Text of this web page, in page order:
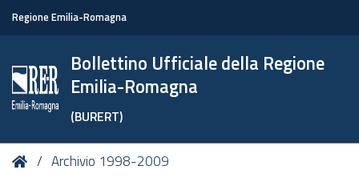
Regione Emilia-Romagna
Bollettino Ufficiale della Regione
Emilia-Romagna
(BURERT)
Tu HomeArchivio 1998-2009